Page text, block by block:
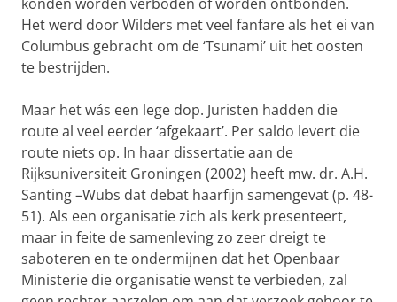
Het werd door Wilders met veel fanfare als het ei van
Columbus gebracht om de ‘Tsunami’ uit het oosten
te bestrijden.
Maar het wás een lege dop. Juristen hadden die
route al veel eerder ‘afgekaart’. Per saldo levert die
route niets op. In haar dissertatie aan de
Rijksuniversiteit Groningen (2002) heeft mw. dr. A.H.
Santing –Wubs dat debat haarfijn samengevat (p. 48-
51). Als een organisatie zich als kerk presenteert,
maar in feite de samenleving zo zeer dreigt te
saboteren en te ondermijnen dat het Openbaar
Ministerie die organisatie wenst te verbieden, zal